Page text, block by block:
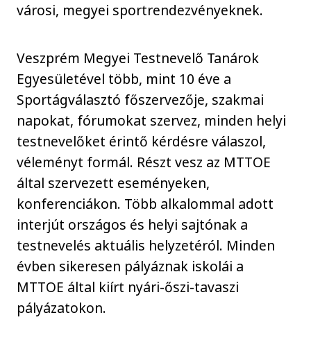
városi, megyei sportrendezvényeknek.
Veszprém Megyei Testnevelő Tanárok
Egyesületével több, mint 10 éve a
Sportágválasztó főszervezője, szakmai
napokat, fórumokat szervez, minden helyi
testnevelőket érintő kérdésre válaszol,
véleményt formál. Részt vesz az MTTOE
által szervezett eseményeken,
konferenciákon. Több alkalommal adott
interjút országos és helyi sajtónak a
testnevelés aktuális helyzetéról. Minden
évben sikeresen pályáznak iskolái a
MTTOE által kiírt nyári-őszi-tavaszi
pályázatokon.